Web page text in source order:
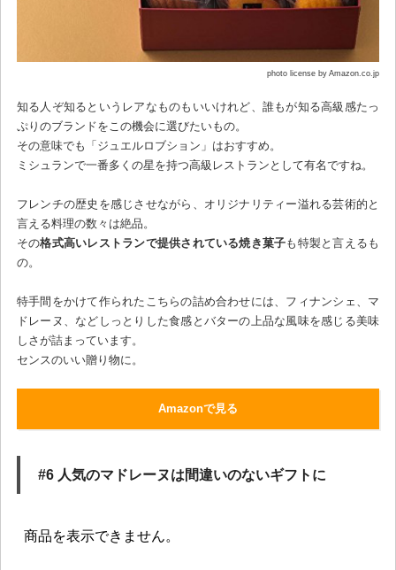
photo license by Amazon.co.jp
知る人ぞ知るというレアなものもいいけれど、誰もが知る高級感たっ
ぷりのブランドをこの機会に選びたいもの。
その意味でも「ジュエルロブション」はおすすめ。
ミシュランで一番多くの星を持つ高級レストランとして有名ですね。
フレンチの歴史を感じさせながら、オリジナリティー溢れる芸術的と
言える料理の数々は絶品。
その格式高いレストランで提供されている焼き菓子も特製と言えるも
の。
特手間をかけて作られたこちらの詰め合わせには、フィナンシェ、マ
ドレーヌ、などしっとりした食感とバターの上品な風味を感じる美味
しさが詰まっています。
センスのいい贈り物に。
Amazonで見る
#6 人気のマドレーヌは間違いのないギフトに